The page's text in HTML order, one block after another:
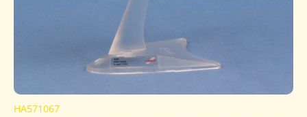
HA571067